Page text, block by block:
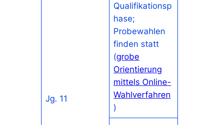
Jg. 11
Qualifikationsp
hase;
Probewahlen
finden statt
(grobe
Orientierung
mittels Online-
Wahlverfahren
)